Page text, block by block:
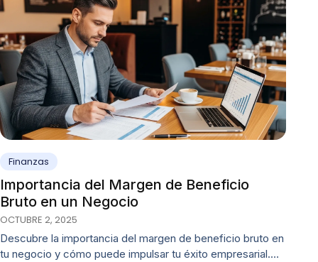
Finanzas
Importancia del Margen de Beneficio
Bruto en un Negocio
OCTUBRE 2, 2025
Descubre la importancia del margen de beneficio bruto en
tu negocio y cómo puede impulsar tu éxito empresarial.…